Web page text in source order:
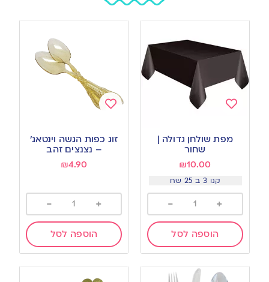
to
wishlist
מפת שולחן גדולה |
שחור
₪10.00
קנו 3 ב 25 שח
+
-
הוספה לסל
to
wishlist
זוג כפות הגשה וינטאג’
– נצנצים זהב
₪4.90
+
-
הוספה לסל